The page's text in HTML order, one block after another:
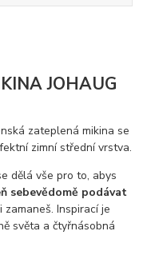
JOHAUG
zateplená mikina se
zimní střední vrstva.
dělá vše pro to, abys
sebevědomě podávat
Inspirací je
světa a čtyřnásobná